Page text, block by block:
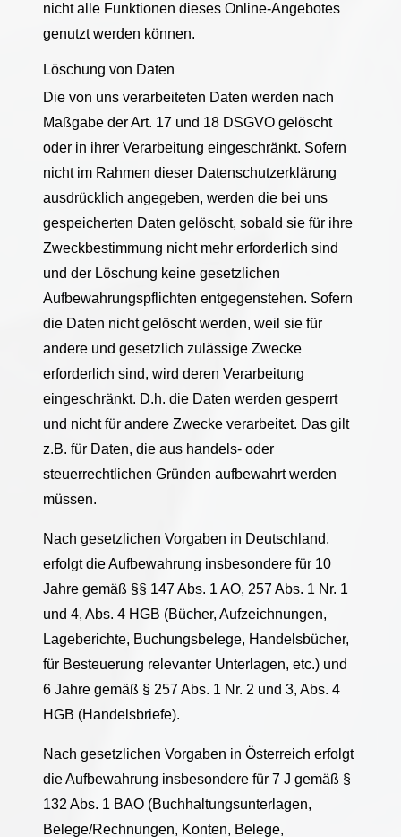
nicht alle Funktionen dieses Online-Angebotes
genutzt werden können.
Löschung von Daten
Die von uns verarbeiteten Daten werden nach
Maßgabe der Art. 17 und 18 DSGVO gelöscht
oder in ihrer Verarbeitung eingeschränkt. Sofern
nicht im Rahmen dieser Datenschutzerklärung
ausdrücklich angegeben, werden die bei uns
gespeicherten Daten gelöscht, sobald sie für ihre
Zweckbestimmung nicht mehr erforderlich sind
und der Löschung keine gesetzlichen
Aufbewahrungspflichten entgegenstehen. Sofern
die Daten nicht gelöscht werden, weil sie für
andere und gesetzlich zulässige Zwecke
erforderlich sind, wird deren Verarbeitung
eingeschränkt. D.h. die Daten werden gesperrt
und nicht für andere Zwecke verarbeitet. Das gilt
z.B. für Daten, die aus handels- oder
steuerrechtlichen Gründen aufbewahrt werden
müssen.
Nach gesetzlichen Vorgaben in Deutschland,
erfolgt die Aufbewahrung insbesondere für 10
Jahre gemäß §§ 147 Abs. 1 AO, 257 Abs. 1 Nr. 1
und 4, Abs. 4 HGB (Bücher, Aufzeichnungen,
Lageberichte, Buchungsbelege, Handelsbücher,
für Besteuerung relevanter Unterlagen, etc.) und
6 Jahre gemäß § 257 Abs. 1 Nr. 2 und 3, Abs. 4
HGB (Handelsbriefe).
Nach gesetzlichen Vorgaben in Österreich erfolgt
die Aufbewahrung insbesondere für 7 J gemäß §
132 Abs. 1 BAO (Buchhaltungsunterlagen,
Belege/Rechnungen, Konten, Belege,